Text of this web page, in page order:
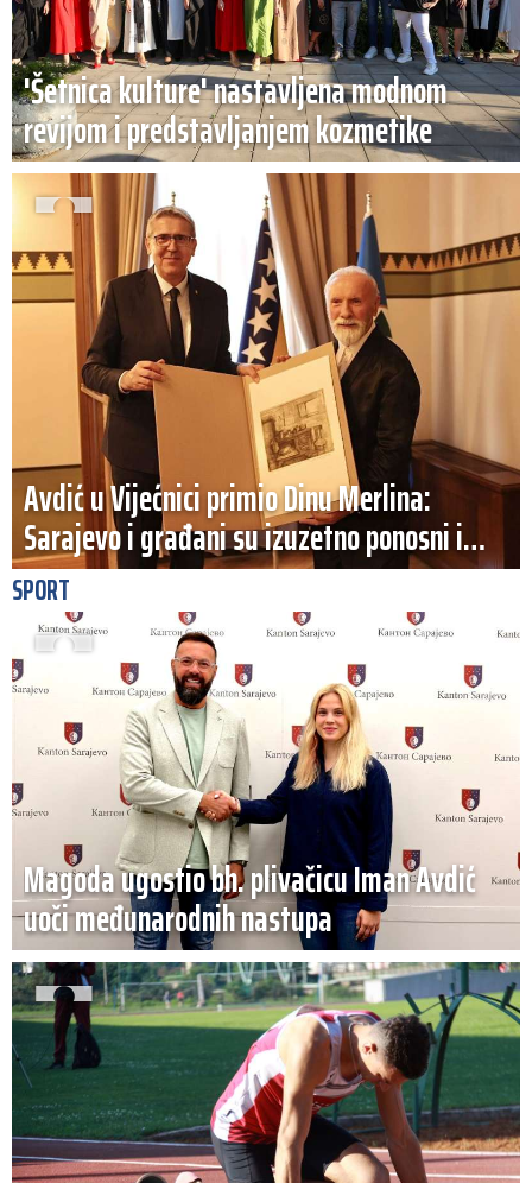
'Šetnica kulture' nastavljena modnom
revijom i predstavljanjem kozmetike
Avdić u Vijećnici primio Dinu Merlina:
Sarajevo i građani su izuzetno ponosni i
zahvalni
SPORT
Magoda ugostio bh. plivačicu Iman Avdić
uoči međunarodnih nastupa